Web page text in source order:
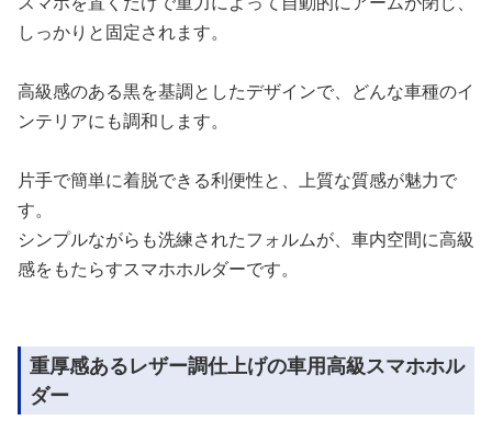
しっかりと固定されます。
高級感のある黒を基調としたデザインで、どんな車種のイ
ンテリアにも調和します。
片手で簡単に着脱できる利便性と、上質な質感が魅力で
す。
シンプルながらも洗練されたフォルムが、車内空間に高級
感をもたらすスマホホルダーです。
重厚感あるレザー調仕上げの車用高級スマホホル
ダー